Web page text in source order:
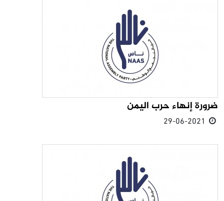
ضرورة إنهاء حرب اليمن